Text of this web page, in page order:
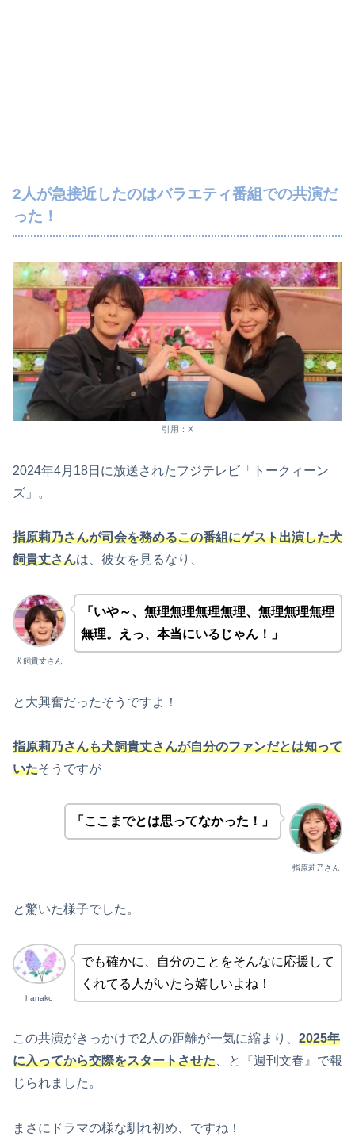
2人が急接近したのはバラエティ番組での共演だ
った！
引用：X
2024年4月18日に放送されたフジテレビ「トークィーン
ズ」。
指原莉乃さんが司会を務めるこの番組にゲスト出演した犬
飼貴丈さんは、彼女を見るなり、
犬飼貴丈さん
「いや～、無理無理無理無理、無理無理無理
無理。えっ、本当にいるじゃん！」
と大興奮だったそうですよ！
指原莉乃さんも犬飼貴丈さんが自分のファンだとは知って
いたそうですが
指原莉乃さん
「ここまでとは思ってなかった！」
と驚いた様子でした。
hanako
でも確かに、自分のことをそんなに応援して
くれてる人がいたら嬉しいよね！
この共演がきっかけで2人の距離が一気に縮まり、 2025年
に入ってから交際をスタートさせた、と『週刊文春』で報
じられました。
まさにドラマの様な馴れ初め、ですね！